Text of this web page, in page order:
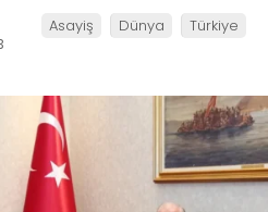
Asayiş Dünya Türkiye